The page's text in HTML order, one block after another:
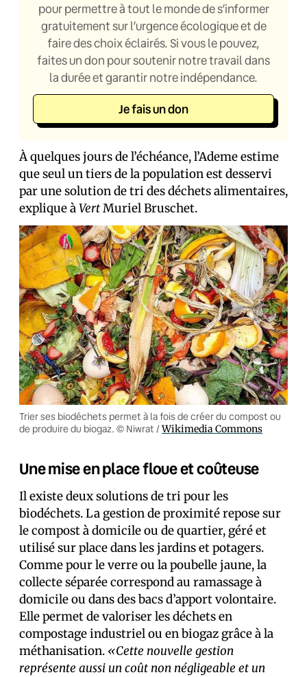
pour permettre à tout le monde de s’informer
gratuitement sur l’urgence écologique et de
faire des choix éclairés. Si vous le pouvez,
faites un don pour soutenir notre travail dans
la durée et garantir notre indépendance.
Je fais un don
À quelques jours de l’échéance, l’Ademe estime
que seul un tiers de la population est desservi
par une solution de tri des déchets alimentaires,
explique àVertMuriel Bruschet.
Trier ses biodéchets permet à la fois de créer du compost ou
de produire du biogaz. © Niwrat /Wikimedia Commons
Une mise en place floue et coûteuse
Il existe deux solutions de tri pour les
biodéchets. La gestion de proximité repose sur
le compost à domicile ou de quartier, géré et
utilisé sur place dans les jardins et potagers.
Comme pour le verre ou la poubelle jaune, la
collecte séparée correspond au ramassage à
domicile ou dans des bacs d’apport volontaire.
Elle permet de valoriser les déchets en
compostage industriel ou en biogaz grâce à la
méthanisation. «Cette nouvelle gestion
représente aussi un coût non négligeable et un